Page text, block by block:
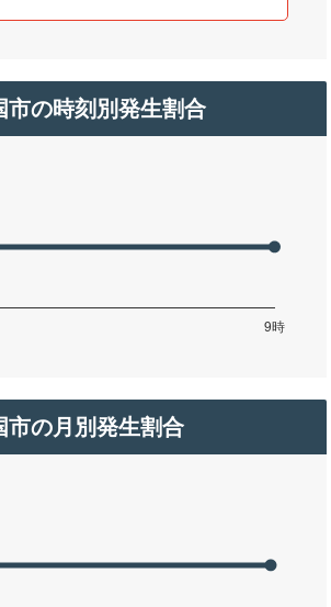
市の時刻別発生割合
市の月別発生割合